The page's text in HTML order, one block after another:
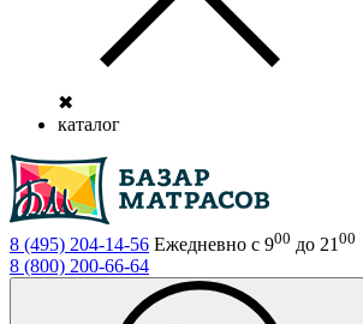
✖
каталог
8 (495) 204-14-56 Ежедневно с 900 до 21 00
8 (800) 200-66-64